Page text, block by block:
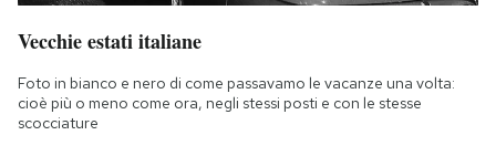
Vecchie estati italiane
Foto in bianco e nero di come passavamo le vacanze una volta:
cioè più o meno come ora, negli stessi posti e con le stesse
scocciature